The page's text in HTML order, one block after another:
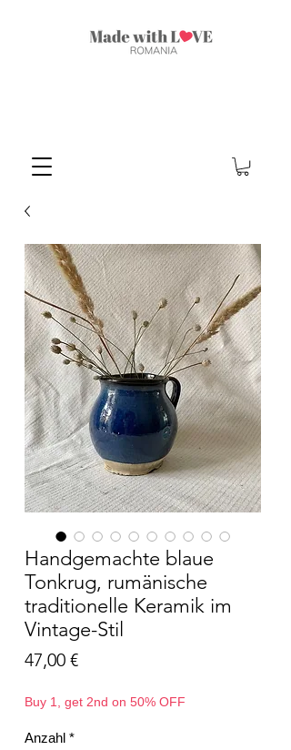
Handgemachte blaue
Tonkrug, rumänische
traditionelle Keramik im
Vintage-Stil
47,00 €Preis
Buy 1, get 2nd on 50% OFF
Anzahl *